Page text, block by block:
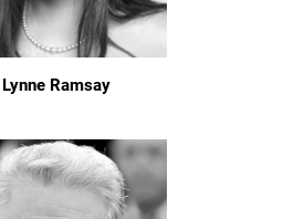
Lynne Ramsay